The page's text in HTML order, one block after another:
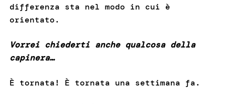
differenza sta nel modo in cui è
orientato.
Vorrei chiederti anche qualcosa della
capinera…
È tornata! È tornata una settimana fa.